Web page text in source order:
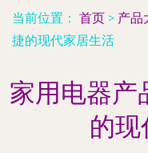
当前位置： 首页 > 产品
捷的现代家居生活
家用电器产
的现